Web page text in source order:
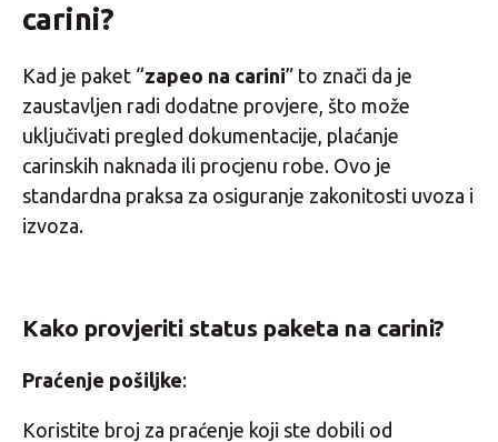
carini?
Kad je paket “zapeo na carini” to znači da je
zaustavljen radi dodatne provjere, što može
uključivati pregled dokumentacije, plaćanje
carinskih naknada ili procjenu robe. Ovo je
standardna praksa za osiguranje zakonitosti uvoza i
izvoza.
Kako provjeriti status paketa na carini?
Praćenje pošiljke:
Koristite broj za praćenje koji ste dobili od